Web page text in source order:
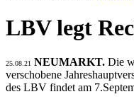
LBV legt
25.08.21 NEUMARKT. Die
verschobene
des LBV findet am